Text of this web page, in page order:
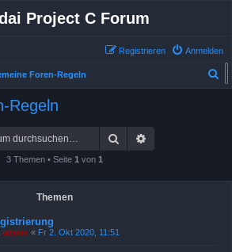
Project C Forum
Anmelden
Registrieren
Foren-Regeln
Regeln
Suche
3 Themen • Seite 1 von 1
Themen
admin « Fr 2. Okt 2020, 11:51